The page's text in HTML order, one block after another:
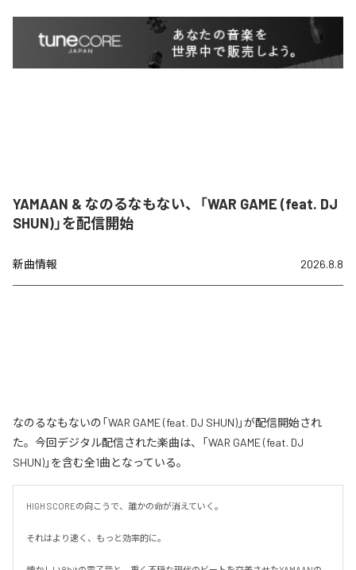
YAMAAN & なのるなもない、「WAR GAME (feat. DJ
SHUN)」を配信開始
新曲情報 2026.8.8
なのるなもないの「WAR GAME (feat. DJ SHUN)」が配信開始され
た。今回デジタル配信された楽曲は、「WAR GAME (feat. DJ
SHUN)」を含む全1曲となっている。
HIGH SCOREの向こうで、誰かの命が消えていく。
それはより速く、もっと効率的に。